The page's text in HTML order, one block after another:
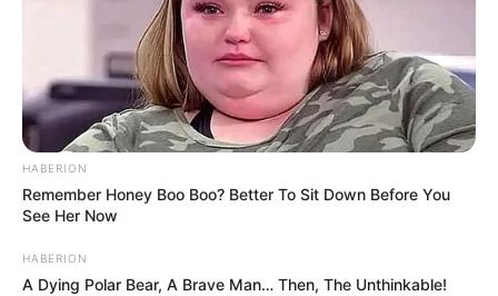
HABERION
Remember Honey Boo Boo? Better To Sit Down Before You
See Her Now
HABERION
A Dying Polar Bear, A Brave Man… Then, The Unthinkable!